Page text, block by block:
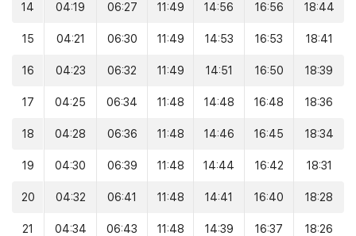
14 04:19 06:27 11:49 14:56 16:56 18:44
15 04:21 06:30 11:49 14:53 16:53 18:41
16 04:23 06:32 11:49 14:51 16:50 18:39
17 04:25 06:34 11:48 14:48 16:48 18:36
18 04:28 06:36 11:48 14:46 16:45 18:34
19 04:30 06:39 11:48 14:44 16:42 18:31
20 04:32 06:41 11:48 14:41 16:40 18:28
21 04:34 06:43 11:48 14:39 16:37 18:26